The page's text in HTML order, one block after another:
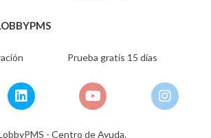
Prueba gratis 15 días
- Centro de Ayuda.